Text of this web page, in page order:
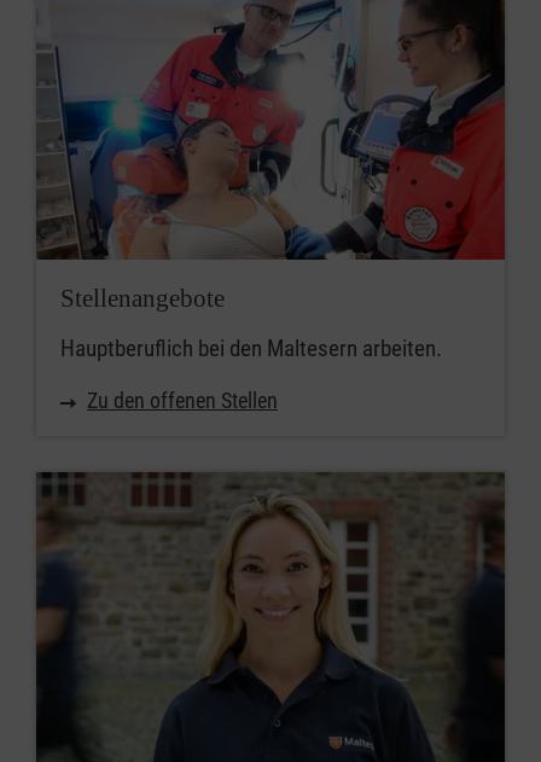
Stellenangebote
Hauptberuflich bei den Maltesern arbeiten.
Zu den offenen Stellen